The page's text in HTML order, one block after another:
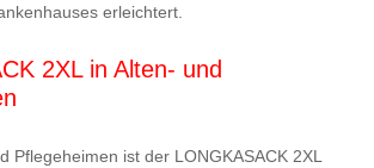
erleichtert.
2XL in Alten- und
Pflegeheimen ist der LONGKASACK 2XL